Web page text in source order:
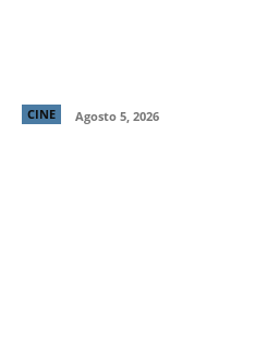
CINE Agosto 5, 2026